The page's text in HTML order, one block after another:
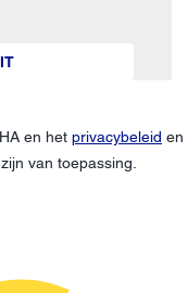
en het privacybeleid en
van toepassing.